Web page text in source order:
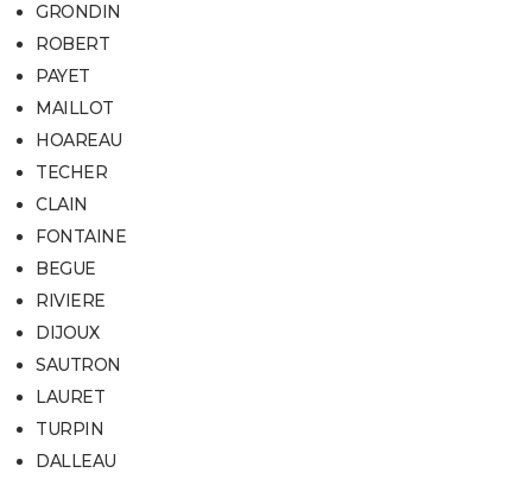
GRONDIN
ROBERT
PAYET
MAILLOT
HOAREAU
TECHER
CLAIN
FONTAINE
BEGUE
RIVIERE
DIJOUX
SAUTRON
LAURET
TURPIN
DALLEAU